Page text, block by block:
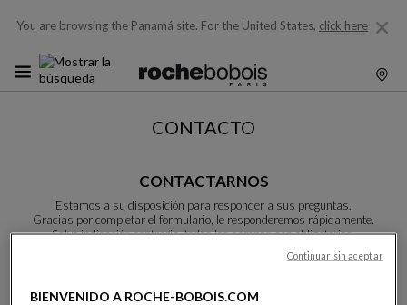
You are browsing the Panamá site. For the United States, click here
CONTACTO
CONTACTARNOS
Estamos a su disposición para responder a sus preguntas.
Gracias por completar el formulario, le responderemos rápidamente.
Salvo indicación contraria, todos los campos son obligatorios.
Apellidos:
BIENVENIDO A ROCHE-BOBOIS.COM
Continuar sin aceptar